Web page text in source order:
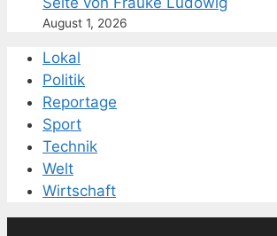
August 1, 2026
Lokal
Politik
Reportage
Sport
Technik
Welt
Wirtschaft